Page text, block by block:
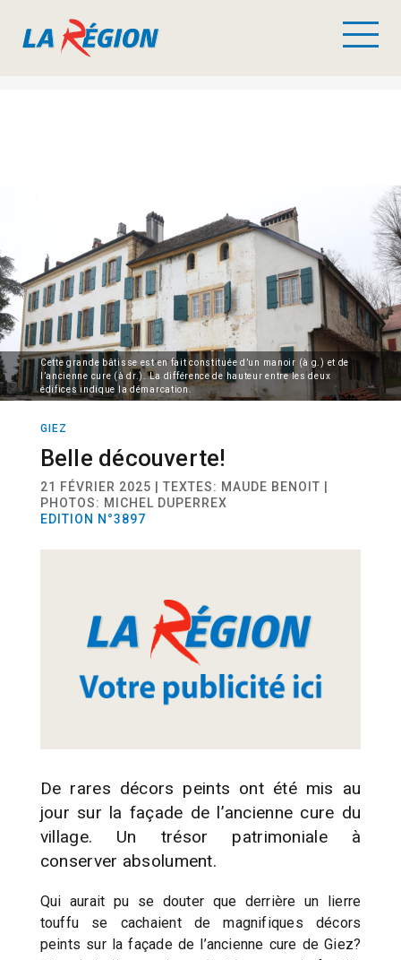
Cette grande bâtisse est en fait constituée d’un manoir (à g.) et de
l’ancienne cure (à dr.). La différence de hauteur entre les deux
édifices indique la démarcation.
GIEZ
Belle découverte!
21 FÉVRIER 2025 | TEXTES: MAUDE BENOIT |
PHOTOS: MICHEL DUPERREX
EDITION N°3897
De rares décors peints ont été mis au
jour sur la façade de l’ancienne cure du
village. Un trésor patrimoniale à
conserver absolument.
Qui aurait pu se douter que derrière un lierre
touffu se cachaient de magnifiques décors
peints sur la façade de l’ancienne cure de Giez?